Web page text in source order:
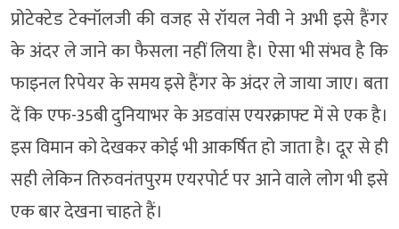
प्रोटेक्टेड टेक्नॉलजी की वजह से रॉयल नेवी ने अभी इसे हैंगर
के अंदर ले जाने का फैसला नहीं लिया है। ऐसा भी संभव है कि
फाइनल रिपेयर के समय इसे हैंगर के अंदर ले जाया जाए। बता
दें कि एफ-35बी दुनियाभर के अडवांस एयरक्राफ्ट में से एक है।
इस विमान को देखकर कोई भी आकर्षित हो जाता है। दूर से ही
सही लेकिन तिरुवनंतपुरम एयरपोर्ट पर आने वाले लोग भी इसे
एक बार देखना चाहते हैं।